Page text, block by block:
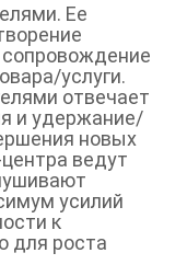
Ее
сопровождение
услуги.
отвечает
и удержание/
новых
ведут
усилий
к
для роста